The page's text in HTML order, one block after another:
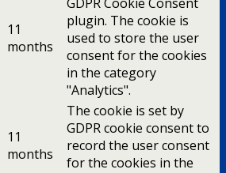
11
months
GDPR Cookie Consent
plugin. The cookie is
used to store the user
consent for the cookies
in the category
"Analytics".
11
months
The cookie is set by
GDPR cookie consent to
record the user consent
for the cookies in the